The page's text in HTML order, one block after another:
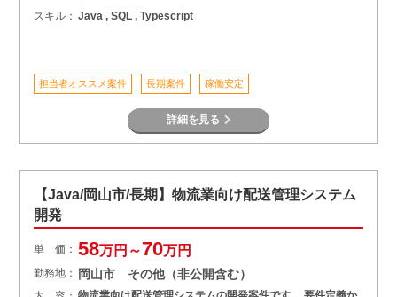
スキル： Java , SQL , Typescript
担当者オススメ案件 長期案件 稼働安定
詳細を見る
【Java/岡山市/長期】物流業向け配送管理システム
開発
単 価： 58万円～70万円
勤務地： 岡山市 その他（非公開含む）